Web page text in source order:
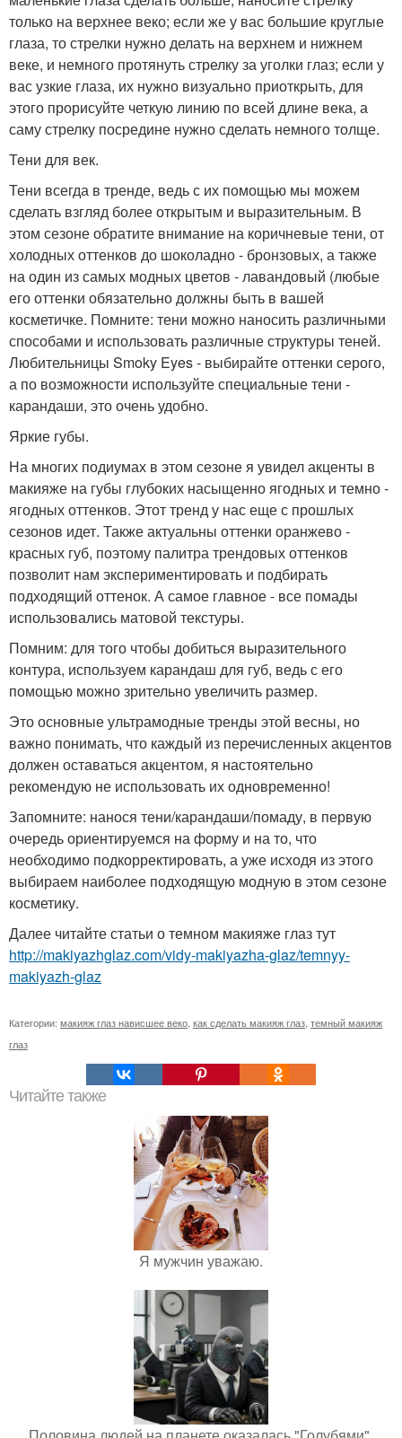
только на верхнее веко; если же у вас большие круглые
глаза, то стрелки нужно делать на верхнем и нижнем
веке, и немного протянуть стрелку за уголки глаз; если у
вас узкие глаза, их нужно визуально приоткрыть, для
этого прорисуйте четкую линию по всей длине века, а
саму стрелку посредине нужно сделать немного толще.
Тени для век.
Тени всегда в тренде, ведь с их помощью мы можем
сделать взгляд более открытым и выразительным. В
этом сезоне обратите внимание на коричневые тени, от
холодных оттенков до шоколадно - бронзовых, а также
на один из самых модных цветов - лавандовый (любые
его оттенки обязательно должны быть в вашей
косметичке. Помните: тени можно наносить различными
способами и использовать различные структуры теней.
Любительницы Smoky Eyes - выбирайте оттенки серого,
а по возможности используйте специальные тени -
карандаши, это очень удобно.
Яркие губы.
На многих подиумах в этом сезоне я увидел акценты в
макияже на губы глубоких насыщенно ягодных и темно -
ягодных оттенков. Этот тренд у нас еще с прошлых
сезонов идет. Также актуальны оттенки оранжево -
красных губ, поэтому палитра трендовых оттенков
позволит нам экспериментировать и подбирать
подходящий оттенок. А самое главное - все помады
использовались матовой текстуры.
Помним: для того чтобы добиться выразительного
контура, используем карандаш для губ, ведь с его
помощью можно зрительно увеличить размер.
Это основные ультрамодные тренды этой весны, но
важно понимать, что каждый из перечисленных акцентов
должен оставаться акцентом, я настоятельно
рекомендую не использовать их одновременно!
Запомните: нанося тени/карандаши/помаду, в первую
очередь ориентируемся на форму и на то, что
необходимо подкорректировать, а уже исходя из этого
выбираем наиболее подходящую модную в этом сезоне
косметику.
Далее читайте статьи о темном макияже глаз тут
http://makiyazhglaz.com/vidy-makiyazha-glaz/temnyy-
makiyazh-glaz
Категории: макияж глаз нависшее веко как сделать макияж глаз темный макияж
глаз
Читайте также
Я мужчин уважаю.